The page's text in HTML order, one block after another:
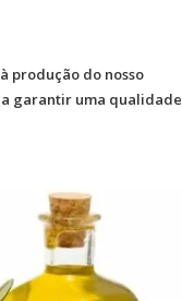
produção do nosso
garantir uma qualidade